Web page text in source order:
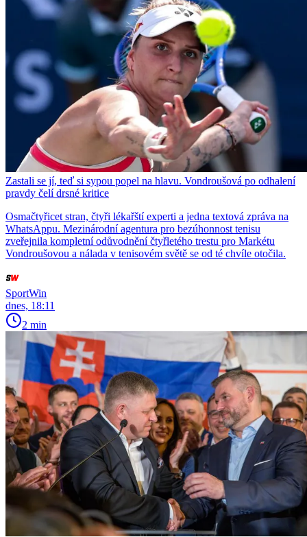
Zastali se jí, teď si sypou popel na hlavu. Vondroušová po odhalení
pravdy čelí drsné kritice
Osmačtyřicet stran, čtyři lékařští experti a jedna textová zpráva na
WhatsAppu. Mezinárodní agentura pro bezúhonnost tenisu
zveřejnila kompletní odůvodnění čtyřletého trestu pro Markétu
Vondroušovou a nálada v tenisovém světě se od té chvíle otočila.
SportWin
dnes, 18:11
2 min